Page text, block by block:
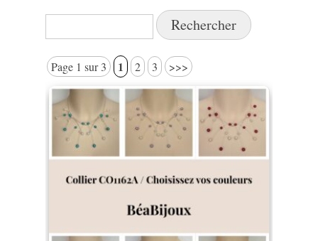
Rechercher :
Page 1 sur 3 1 2 3 >>>